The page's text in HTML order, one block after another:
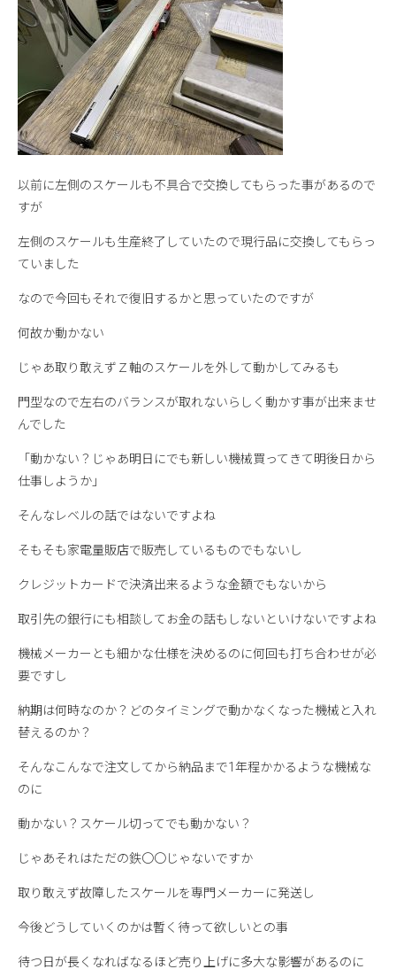
以前に左側のスケールも不具合で交換してもらった事があるので
すが
左側のスケールも生産終了していたので現行品に交換してもらっ
ていました
なので今回もそれで復旧するかと思っていたのですが
何故か動かない
じゃあ取り敢えずＺ軸のスケールを外して動かしてみるも
門型なので左右のバランスが取れないらしく動かす事が出来ませ
んでした
「動かない？じゃあ明日にでも新しい機械買ってきて明後日から
仕事しようか」
そんなレベルの話ではないですよね
そもそも家電量販店で販売しているものでもないし
クレジットカードで決済出来るような金額でもないから
取引先の銀行にも相談してお金の話もしないといけないですよね
機械メーカーとも細かな仕様を決めるのに何回も打ち合わせが必
要ですし
納期は何時なのか？どのタイミングで動かなくなった機械と入れ
替えるのか？
そんなこんなで注文してから納品まで1年程かかるような機械な
のに
動かない？スケール切ってでも動かない？
じゃあそれはただの鉄〇〇じゃないですか
取り敢えず故障したスケールを専門メーカーに発送し
今後どうしていくのかは暫く待って欲しいとの事
待つ日が長くなればなるほど売り上げに多大な影響があるのに